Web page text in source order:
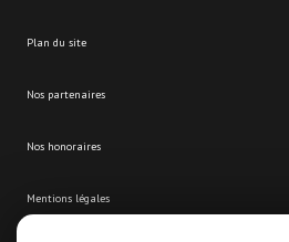
plan du site
nos partenaires
nos honoraires
mentions légales